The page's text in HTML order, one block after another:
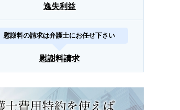
逸失利益
慰謝料の請求は弁護士にお任せ下さい
慰謝料請求